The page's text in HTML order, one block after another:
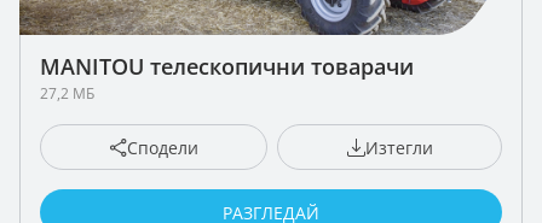
MANITOU телескопични товарачи
27,2 МБ
Сподели Изтегли
РАЗГЛЕДАЙ